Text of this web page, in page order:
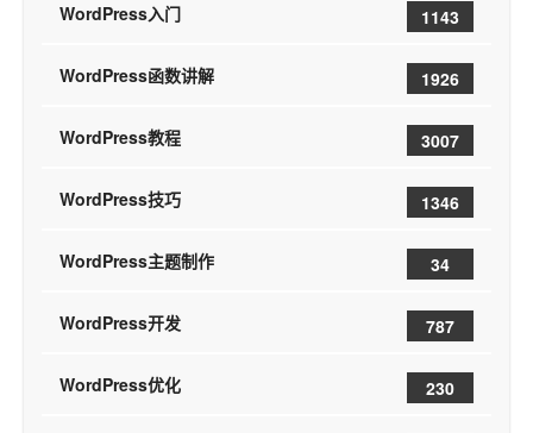
WordPress入门 1143
WordPress函数讲解 1926
WordPress教程 3007
WordPress技巧 1346
WordPress主题制作 34
WordPress开发 787
WordPress优化 230